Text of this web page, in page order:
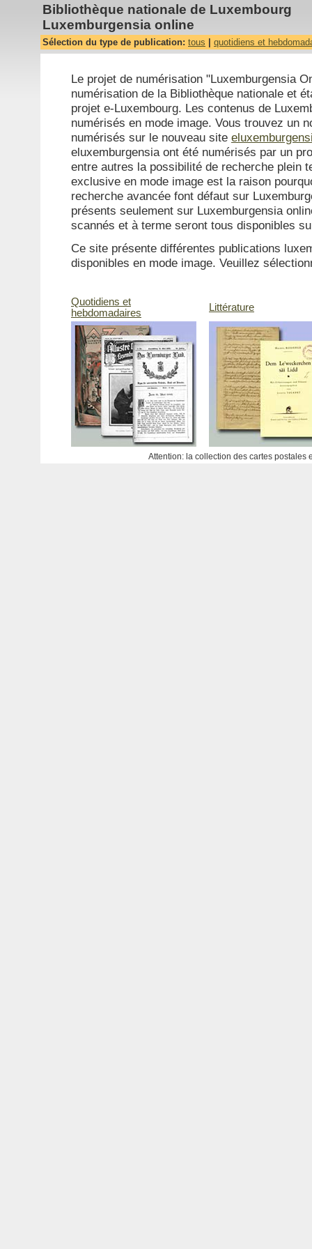
Bibliothèque nationale de Luxembourg
Luxemburgensia online
Sélection du type de publication: tous quotidiens et
Le projet de numérisation "Luxemburgensia
numérisation de la Bibliothèque nationale et
projet e-Luxembourg. Les contenus de
numérisés en mode image. Vous trouvez un
numérisés sur le nouveau site
eluxemburgensia ont été numérisés par un
entre autres la possibilité de recherche plein
exclusive en mode image est la raison
recherche avancée font défaut sur
présents seulement sur Luxemburgensia
scannés et à terme seront tous disponibles
Ce site présente différentes publications
disponibles en mode image. Veuillez
Quotidiens et
hebdomadaires
Littérature
Attention: la collection des cartes postales